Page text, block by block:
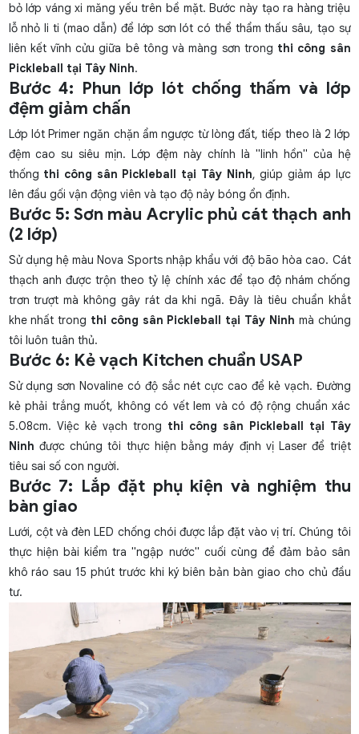
bỏ lớp váng xi măng yếu trên bề mặt. Bước này tạo ra hàng triệu
lỗ nhỏ li ti (mao dẫn) để lớp sơn lót có thể thẩm thấu sâu, tạo sự
liên kết vĩnh cửu giữa bê tông và màng sơn trong thi công sân
Pickleball tại Tây Ninh.
Bước 4: Phun lớp lót chống thấm và lớp
đệm giảm chấn
Lớp lót Primer ngăn chặn ẩm ngược từ lòng đất, tiếp theo là 2 lớp
đệm cao su siêu mịn. Lớp đệm này chính là "linh hồn" của hệ
thống thi công sân Pickleball tại Tây Ninh, giúp giảm áp lực
lên đầu gối vận động viên và tạo độ nảy bóng ổn định.
Bước 5: Sơn màu Acrylic phủ cát thạch anh
(2 lớp)
Sử dụng hệ màu Nova Sports nhập khẩu với độ bão hòa cao. Cát
thạch anh được trộn theo tỷ lệ chính xác để tạo độ nhám chống
trơn trượt mà không gây rát da khi ngã. Đây là tiêu chuẩn khắt
khe nhất trong thi công sân Pickleball tại Tây Ninh mà chúng
tôi luôn tuân thủ.
Bước 6: Kẻ vạch Kitchen chuẩn USAP
Sử dụng sơn Novaline có độ sắc nét cực cao để kẻ vạch. Đường
kẻ phải trắng muốt, không có vết lem và có độ rộng chuẩn xác
5.08cm. Việc kẻ vạch trong thi công sân Pickleball tại Tây
Ninh được chúng tôi thực hiện bằng máy định vị Laser để triệt
tiêu sai số con người.
Bước 7: Lắp đặt phụ kiện và nghiệm thu
bàn giao
Lưới, cột và đèn LED chống chói được lắp đặt vào vị trí. Chúng tôi
thực hiện bài kiểm tra "ngập nước" cuối cùng để đảm bảo sân
khô ráo sau 15 phút trước khi ký biên bản bàn giao cho chủ đầu
tư.